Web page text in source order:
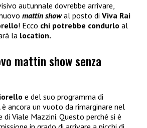
autunnale dovrebbe arrivare,
mattin showal posto di Viva Rai
! Ecco chi potrebbe condurlo al
la location.
mattin show senza
e del suo programma di
è ancora un vuoto da rimarginare nel
Viale Mazzini. Questo perché si è